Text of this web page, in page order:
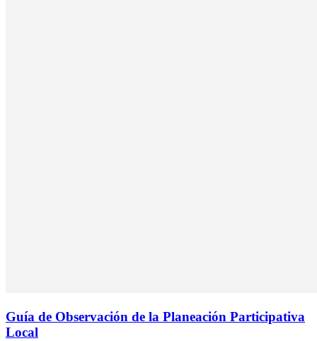
Guía de Observación de la Planeación Participativa
Local